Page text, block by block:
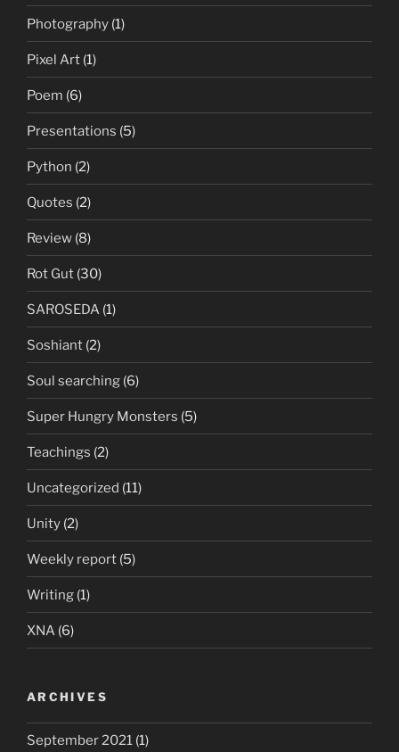
Photography (1)
Pixel Art (1)
Poem (6)
Presentations (5)
Python (2)
Quotes (2)
Review (8)
Rot Gut (30)
SAROSEDA (1)
Soshiant (2)
Soul searching (6)
Super Hungry Monsters (5)
Teachings (2)
Uncategorized (11)
Unity (2)
Weekly report (5)
Writing (1)
XNA (6)
ARCHIVES
September 2021 (1)